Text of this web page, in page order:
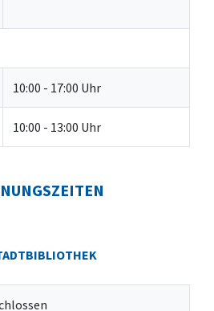
10:00 - 17:00 Uhr
10:00 - 13:00 Uhr